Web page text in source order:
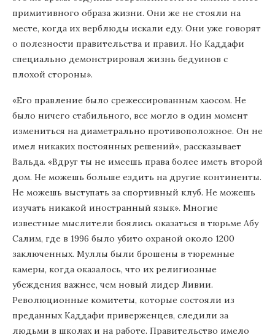
примитивного образа жизни. Они же не стояли на
месте, когда их верблюды искали еду. Они уже говорят
о полезности правительства и правил. Но Каддафи
специально демонстрировал жизнь бедуинов с
плохой стороны».
«Его правление было срежессированным хаосом. Не
было ничего стабильного, все могло в один момент
измениться на диаметрально противоположное. Он не
имел никаких постоянных решений», рассказывает
Вальда. «Вдруг ты не имеешь права более иметь второй
дом. Не можешь больше ездить на другие континенты.
Не можешь выступать за спортивный клуб. Не можешь
изучать никакой иностранный язык». Многие
известные мыслители боялись оказаться в тюрьме Абу
Салим, где в 1996 было убито охраной около 1200
заключенных. Муллы были брошены в тюремные
камеры, когда оказалось, что их религиозные
убеждения важнее, чем новый лидер Ливии.
Революционные комитеты, которые состояли из
преданных Каддафи приверженцев, следили за
людьми в школах и на работе. Правительство имело